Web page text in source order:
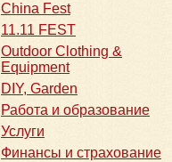
China Fest
11.11 FEST
Outdoor Clothing &
Equipment
DIY, Garden
Работа и образование
Услуги
Финансы и страхование